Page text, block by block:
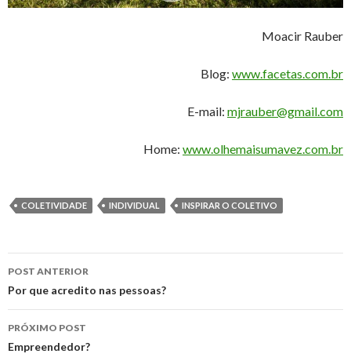
Moacir Rauber
Blog: www.facetas.com.br
E-mail: mjrauber@gmail.com
Home: www.olhemaisumavez.com.br
COLETIVIDADE INDIVIDUAL INSPIRAR O COLETIVO
Navegação
de
posts
POST ANTERIOR
Por que acredito nas pessoas?
PRÓXIMO POST
Empreendedor?